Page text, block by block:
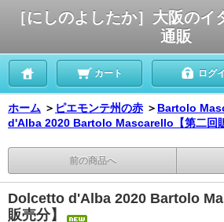
［にしのよしたか］大阪のイ
通販
カート ログ
ホーム ＞ ピエモンテ州の赤 ＞ Bartolo
d'Alba 2020 Bartolo Mascarello【第二回販
前の商品へ
Dolcetto d'Alba 2020 Bartolo
販売分】